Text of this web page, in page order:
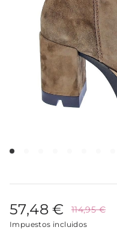
57,48 € 114,95 €
Impuestos incluidos